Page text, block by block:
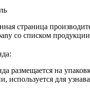
страница
со списком
размещается на
используется для